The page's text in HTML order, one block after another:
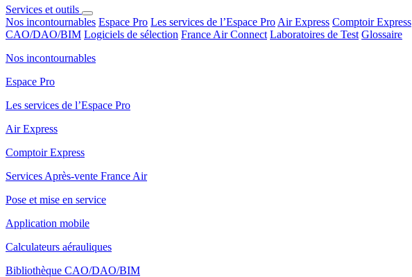
Services et outils
Nos incontournables Espace Pro Les services de l’Espace Pro Air Express Comptoir Express
CAO/DAO/BIM Logiciels de sélection France Air Connect Laboratoires de Test Glossaire
Nos incontournables
Espace Pro
Les services de l’Espace Pro
Air Express
Comptoir Express
Services Après-vente France Air
Pose et mise en service
Application mobile
Calculateurs aérauliques
Bibliothèque CAO/DAO/BIM